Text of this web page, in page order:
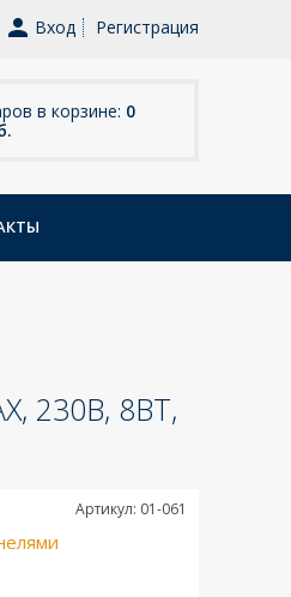
Вход Регистрация
в корзине: 0
230В, 8ВТ,
Артикул: 01-061